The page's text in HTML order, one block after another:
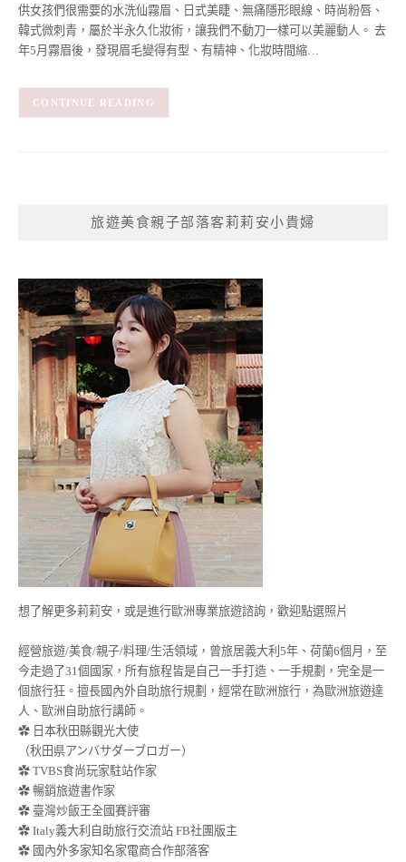
供女孩們很需要的水洗仙霧眉、日式美睫、無痛隱形眼線、時尚粉唇、
韓式微刺青，屬於半永久化妝術，讓我們不動刀一樣可以美麗動人。 去
年5月霧眉後，發現眉毛變得有型、有精神、化妝時間縮…
CONTINUE READING
旅遊美食親子部落客莉莉安小貴婦
想了解更多莉莉安，或是進行歐洲專業旅遊諮詢，歡迎點選照片
經營旅遊/美食/親子/料理/生活領域，曾旅居義大利5年、荷蘭6個月，至
今走過了31個國家，所有旅程皆是自己一手打造、一手規劃，完全是一
個旅行狂。擅長國內外自助旅行規劃，經常在歐洲旅行，為歐洲旅遊達
人、歐洲自助旅行講師。
✿ 日本秋田縣觀光大使
（秋田県アンバサダーブロガー）
✿ TVBS食尚玩家駐站作家
✿ 暢銷旅遊書作家
✿ 臺灣炒飯王全國賽評審
✿ Italy義大利自助旅行交流站 FB社團版主
✿ 國內外多家知名家電商合作部落客